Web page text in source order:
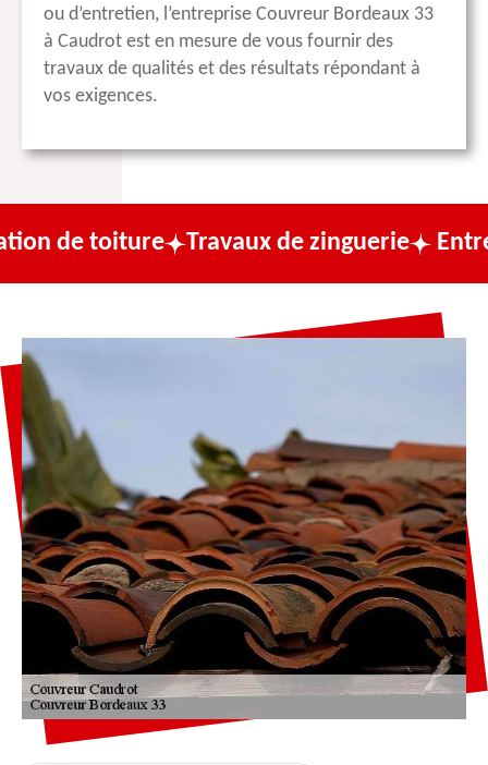
ou d’entretien, l’entreprise Couvreur Bordeaux 33
à Caudrot est en mesure de vous fournir des
travaux de qualités et des résultats répondant à
vos exigences.
Travaux de zinguerie Entreprise de